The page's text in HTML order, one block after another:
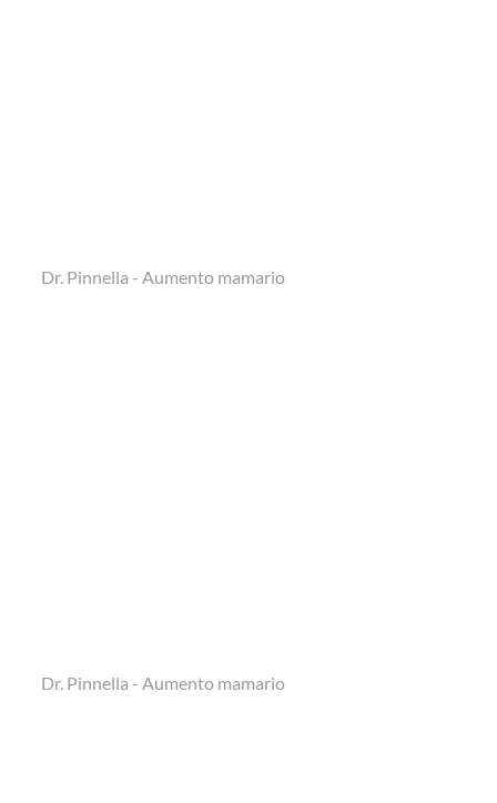
Dr. Pinnella - Aumento mamario
Dr. Pinnella - Aumento mamario